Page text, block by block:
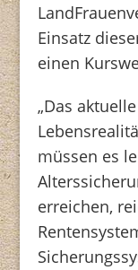
Einsatz
einen
„Das
müssen es
erreichen,